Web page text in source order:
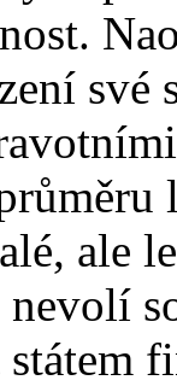
své
ale
nevolí